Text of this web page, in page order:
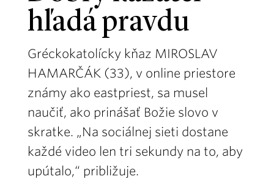
hľadá pravdu
Gréckokatolícky kňaz MIROSLAV
HAMARČÁK (33), v online priestore
známy ako eastpriest, sa musel
naučiť, ako prinášať Božie slovo v
skratke. „Na sociálnej sieti dostane
každé video len tri sekundy na to, aby
upútalo,“ približuje.